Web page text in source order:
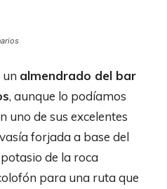
un almendrado del bar
, aunque lo podíamos
uno de sus excelentes
forjada a base del
de la roca
para una ruta que